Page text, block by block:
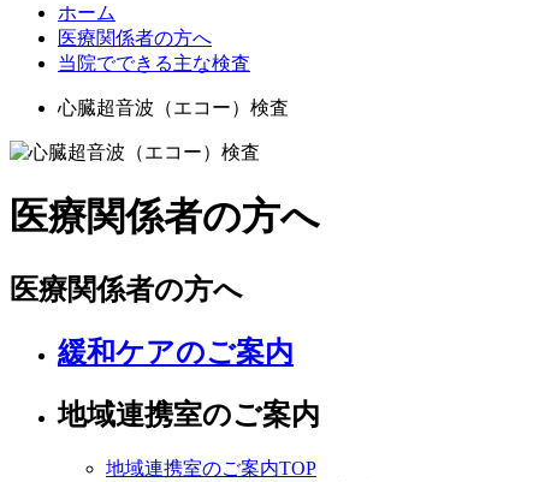
ホーム
医療関係者の方へ
当院でできる主な検査
心臓超音波（エコー）検査
医療関係者の方へ
医療関係者の方へ
緩和ケアのご案内
地域連携室のご案内
地域連携室のご案内TOP